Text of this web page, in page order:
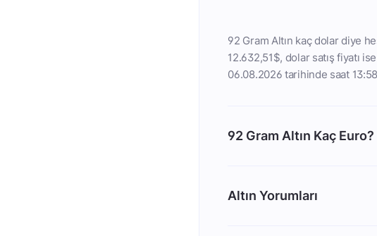
92 Gram Altın kaç dolar diye
12.632,51$, dolar satış fiyatı
06.08.2026 tarihinde saat
92 Gram Altın Kaç Euro?
Altın Yorumları